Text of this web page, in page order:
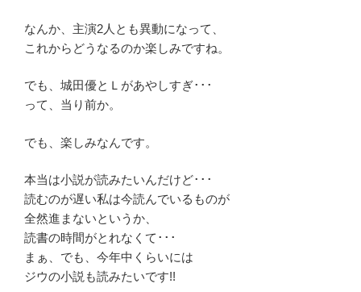
なんか、主演2人とも異動になって、
これからどうなるのか楽しみですね。
でも、城田優とＬがあやしすぎ･･･
って、当り前か。
でも、楽しみなんです。
本当は小説が読みたいんだけど･･･
読むのが遅い私は今読んでいるものが
全然進まないというか、
読書の時間がとれなくて･･･
まぁ、でも、今年中くらいには
ジウの小説も読みたいです!!